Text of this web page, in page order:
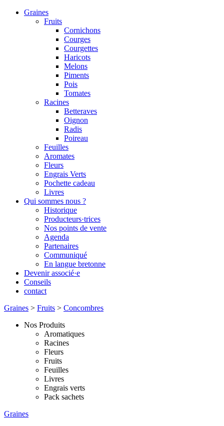
Graines
Fruits
Cornichons
Courges
Courgettes
Haricots
Melons
Piments
Pois
Tomates
Racines
Betteraves
Oignon
Radis
Poireau
Feuilles
Aromates
Fleurs
Engrais Verts
Pochette cadeau
Livres
Qui sommes nous ?
Historique
Producteurs·trices
Nos points de vente
Agenda
Partenaires
Communiqué
En langue bretonne
Devenir associé·e
Conseils
contact
Graines > Fruits > Concombres
Nos Produits
Aromatiques
Racines
Fleurs
Fruits
Feuilles
Livres
Engrais verts
Pack sachets
Graines